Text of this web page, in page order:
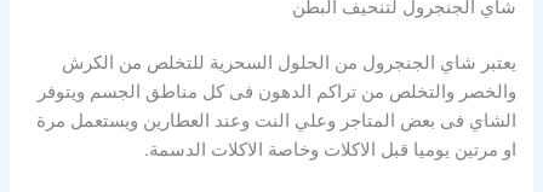
شاي الجنجرول لتنحيف البطن
يعتبر شاي الجنجرول من الحلول السحرية للتخلص من الكرش
والخصر والتخلص من تراكم الدهون فى كل مناطق الجسم ويتوفر
الشاي فى بعض المتاجر وعلي النت وعند العطارين ويستعمل مرة
او مرتين يوميا قبل الاكلات وخاصة الاكلات الدسمة.